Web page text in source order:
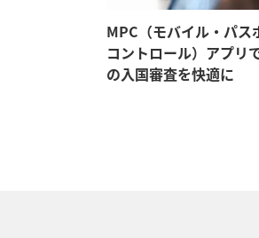
MPC（モバイル・パス
コントロール）アプリ
の入国審査を快適に